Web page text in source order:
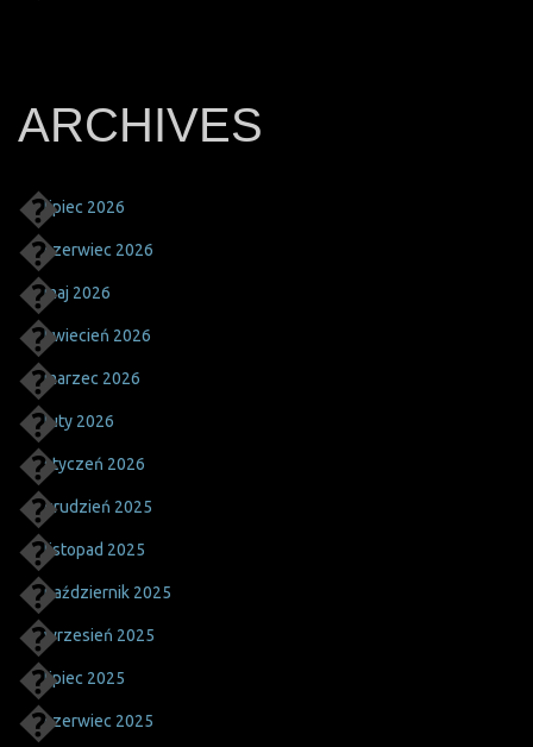
ARCHIVES
lipiec 2026
czerwiec 2026
maj 2026
kwiecień 2026
marzec 2026
luty 2026
styczeń 2026
grudzień 2025
listopad 2025
październik 2025
wrzesień 2025
lipiec 2025
czerwiec 2025